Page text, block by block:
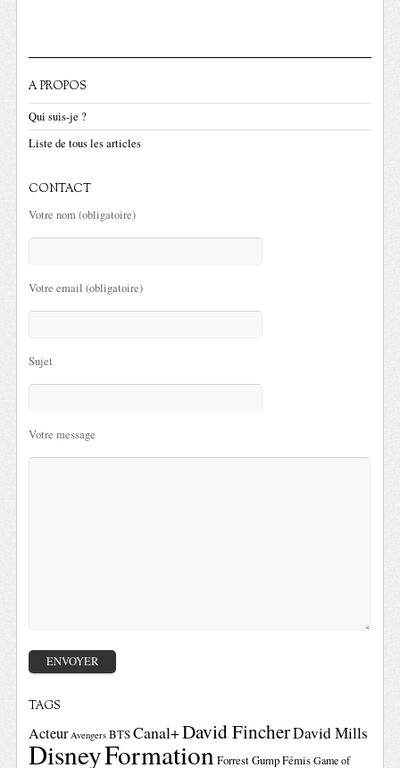
A PROPOS
Qui suis-je ?
Liste de tous les articles
CONTACT
Votre nom (obligatoire)
Votre email (obligatoire)
Sujet
Votre message
TAGS
Acteur Avengers BTSCanal+David FincherDavid Mills
DisneyFormation Forrest GumpFémis Game of